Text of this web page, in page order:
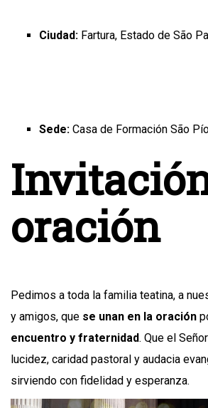
Ciudad: Fartura, Estado de São
Sede: Casa de Formación São
oración
Pedimos a toda la familia teatina, a
y amigos, que se unan en la oración
encuentro y fraternidad. Que el
lucidez, caridad pastoral y audacia
sirviendo con fidelidad y esperanza.